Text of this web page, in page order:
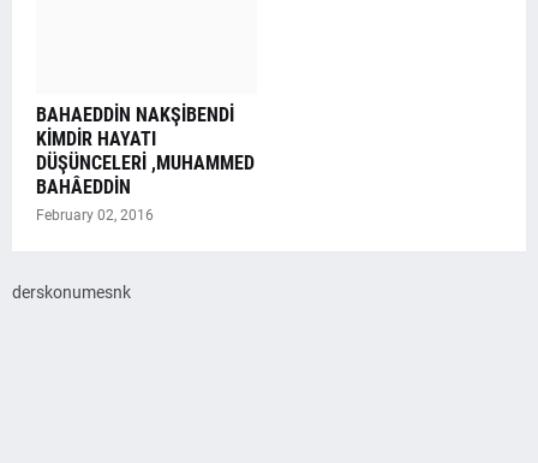
BAHAEDDİN NAKŞİBENDİ
KİMDİR HAYATI
DÜŞÜNCELERİ ,MUHAMMED
BAHÂEDDİN
February 02, 2016
derskonumesnk